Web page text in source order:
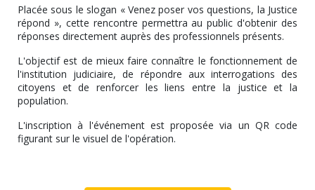
Placée sous le slogan « Venez poser vos questions, la Justice
répond », cette rencontre permettra au public d'obtenir des
réponses directement auprès des professionnels présents.
L'objectif est de mieux faire connaître le fonctionnement de
l'institution judiciaire, de répondre aux interrogations des
citoyens et de renforcer les liens entre la justice et la
population.
L'inscription à l'événement est proposée via un QR code
figurant sur le visuel de l'opération.